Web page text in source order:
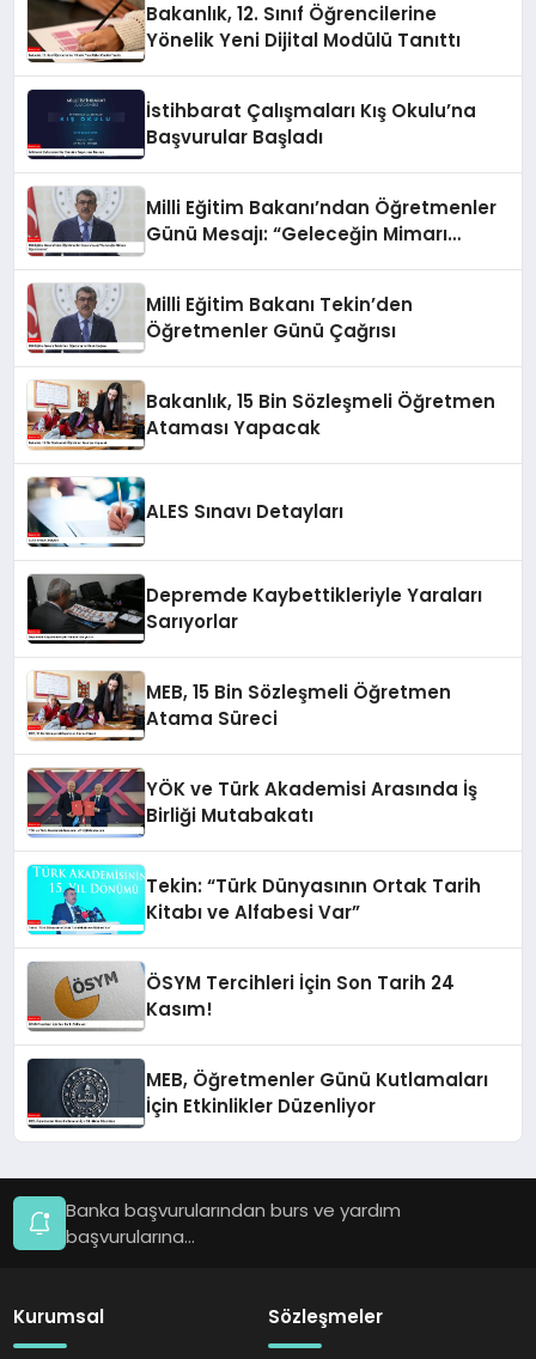
Bakanlık, 12. Sınıf Öğrencilerine
Yönelik Yeni Dijital Modülü Tanıttı
İstihbarat Çalışmaları Kış Okulu’na
Başvurular Başladı
Milli Eğitim Bakanı’ndan Öğretmenler
Günü Mesajı: “Geleceğin Mimarı
Milli Eğitim Bakanı Tekin’den
Öğretmenler Günü Çağrısı
Bakanlık, 15 Bin Sözleşmeli Öğretmen
Ataması Yapacak
ALES Sınavı Detayları
Depremde Kaybettikleriyle Yaraları
Sarıyorlar
MEB, 15 Bin Sözleşmeli Öğretmen
Atama Süreci
YÖK ve Türk Akademisi Arasında İş
Birliği Mutabakatı
Tekin: “Türk Dünyasının Ortak Tarih
Kitabı ve Alfabesi Var”
ÖSYM Tercihleri İçin Son Tarih 24
Kasım!
MEB, Öğretmenler Günü Kutlamaları
İçin Etkinlikler Düzenliyor
Banka başvurularından burs ve yardım
başvurularına...
Kurumsal Sözleşmeler